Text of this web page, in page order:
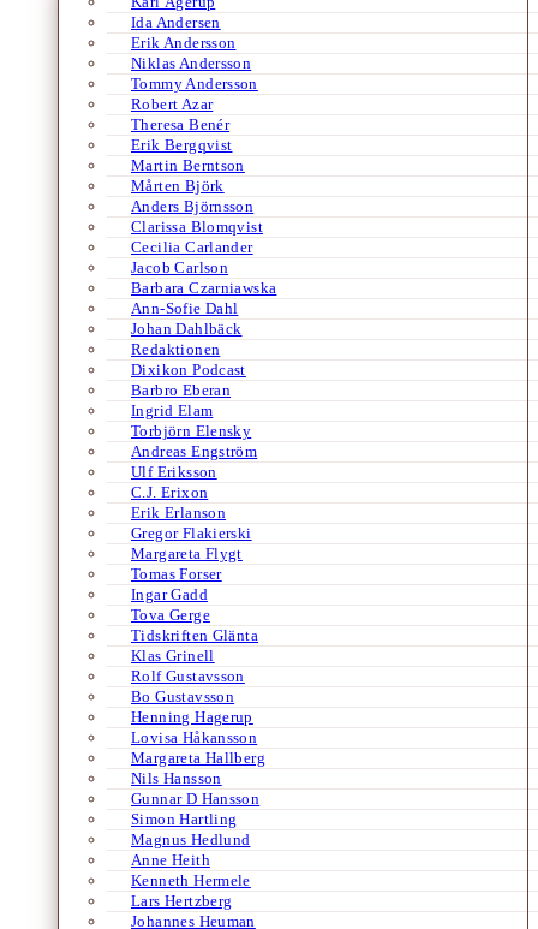
Ida Andersen
Erik Andersson
Niklas Andersson
Tommy Andersson
Robert Azar
Theresa Benér
Erik Bergqvist
Martin Berntson
Mårten Björk
Anders Björnsson
Clarissa Blomqvist
Cecilia Carlander
Jacob Carlson
Barbara Czarniawska
Ann-Sofie Dahl
Johan Dahlbäck
Redaktionen
Dixikon Podcast
Barbro Eberan
Ingrid Elam
Torbjörn Elensky
Andreas Engström
Ulf Eriksson
C.J. Erixon
Erik Erlanson
Gregor Flakierski
Margareta Flygt
Tomas Forser
Ingar Gadd
Tova Gerge
Tidskriften Glänta
Klas Grinell
Rolf Gustavsson
Bo Gustavsson
Henning Hagerup
Lovisa Håkansson
Margareta Hallberg
Nils Hansson
Gunnar D Hansson
Simon Hartling
Magnus Hedlund
Anne Heith
Kenneth Hermele
Lars Hertzberg
Johannes Heuman